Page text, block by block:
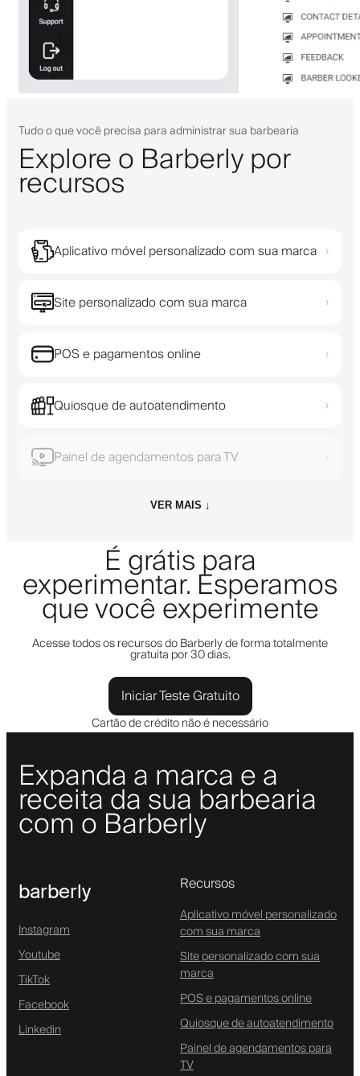
Tudo o que você precisa para administrar sua barbearia
Explore o Barberly por
recursos
Aplicativo móvel personalizado com sua marca ›
Site personalizado com sua marca ›
POS e pagamentos online ›
Quiosque de autoatendimento ›
Painel de agendamentos para TV ›
VER MAIS ↓
É grátis para
experimentar. Esperamos
que você experimente
Acesse todos os recursos do Barberly de forma totalmente
gratuita por 30 dias.
Iniciar Teste Gratuito
Cartão de crédito não é necessário
Expanda a marca e a
receita da sua barbearia
com o Barberly
barberly
Instagram
Youtube
TikTok
Facebook
Linkedin
Recursos
Aplicativo móvel personalizado
com sua marca
Site personalizado com sua
marca
POS e pagamentos online
Quiosque de autoatendimento
Painel de agendamentos para
TV